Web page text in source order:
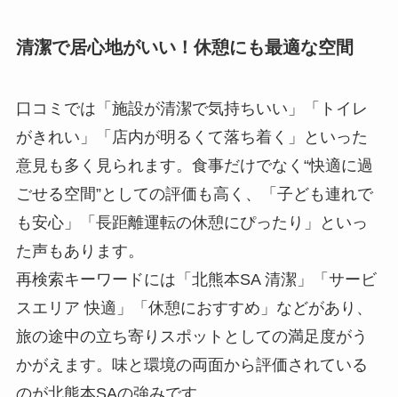
清潔で居心地がいい！休憩にも最適な空間
口コミでは「施設が清潔で気持ちいい」「トイレ
がきれい」「店内が明るくて落ち着く」といった
意見も多く見られます。食事だけでなく“快適に過
ごせる空間”としての評価も高く、「子ども連れで
も安心」「長距離運転の休憩にぴったり」といっ
た声もあります。
再検索キーワードには「北熊本SA 清潔」「サービ
スエリア 快適」「休憩におすすめ」などがあり、
旅の途中の立ち寄りスポットとしての満足度がう
かがえます。味と環境の両面から評価されている